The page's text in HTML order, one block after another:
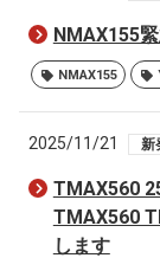
NMAX155
NMAX155
2025/11/21 新
TMAX560
TMAX560
します